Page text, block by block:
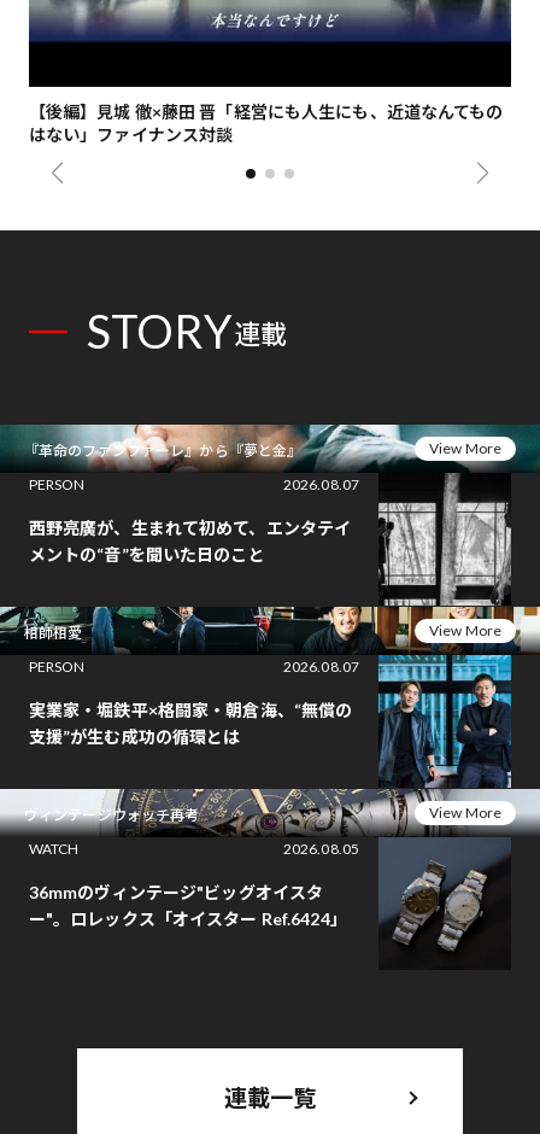
【後編】見城 徹×藤田 晋「経営にも人生にも、近道なんてもの
はない」ファイナンス対談
STORY連載
『革命のファンファーレ』から『夢と金』
View More
PERSON
2026.08.07
西野亮廣が、生まれて初めて、エンタテイ
メントの“音”を聞いた日のこと
相師相愛
View More
PERSON
2026.08.07
実業家・堀鉄平×格闘家・朝倉海、“無償の
支援”が生む成功の循環とは
ヴィンテージウォッチ再考
View More
WATCH
2026.08.05
36mmのヴィンテージ"ビッグオイスタ
ー"。ロレックス「オイスター Ref.6424」
連載一覧